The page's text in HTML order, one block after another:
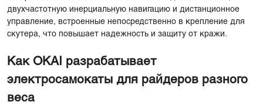
двухчастотную инерциальную навигацию и дистанционное
управление, встроенные непосредственно в крепление для
скутера, что повышает надежность и защиту от кражи.
Как OKAI разрабатывает
электросамокаты для райдеров разного
веса